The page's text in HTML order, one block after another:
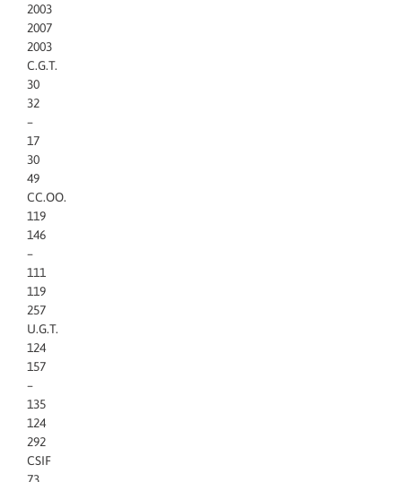
2003
2007
2003
C.G.T.
30
32
–
17
30
49
CC.OO.
119
146
–
111
119
257
U.G.T.
124
157
–
135
124
292
CSIF